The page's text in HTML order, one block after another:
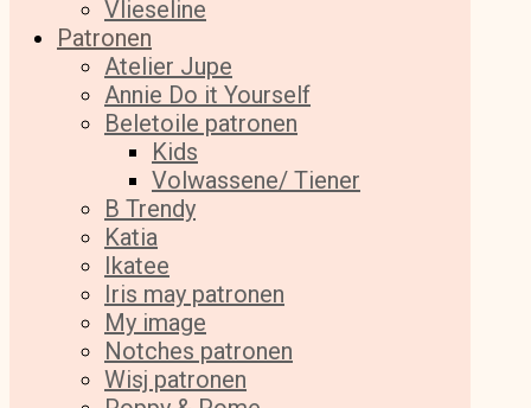
Vlieseline
Patronen
Atelier Jupe
Annie Do it Yourself
Beletoile patronen
Kids
Volwassene/ Tiener
B Trendy
Katia
Ikatee
Iris may patronen
My image
Notches patronen
Wisj patronen